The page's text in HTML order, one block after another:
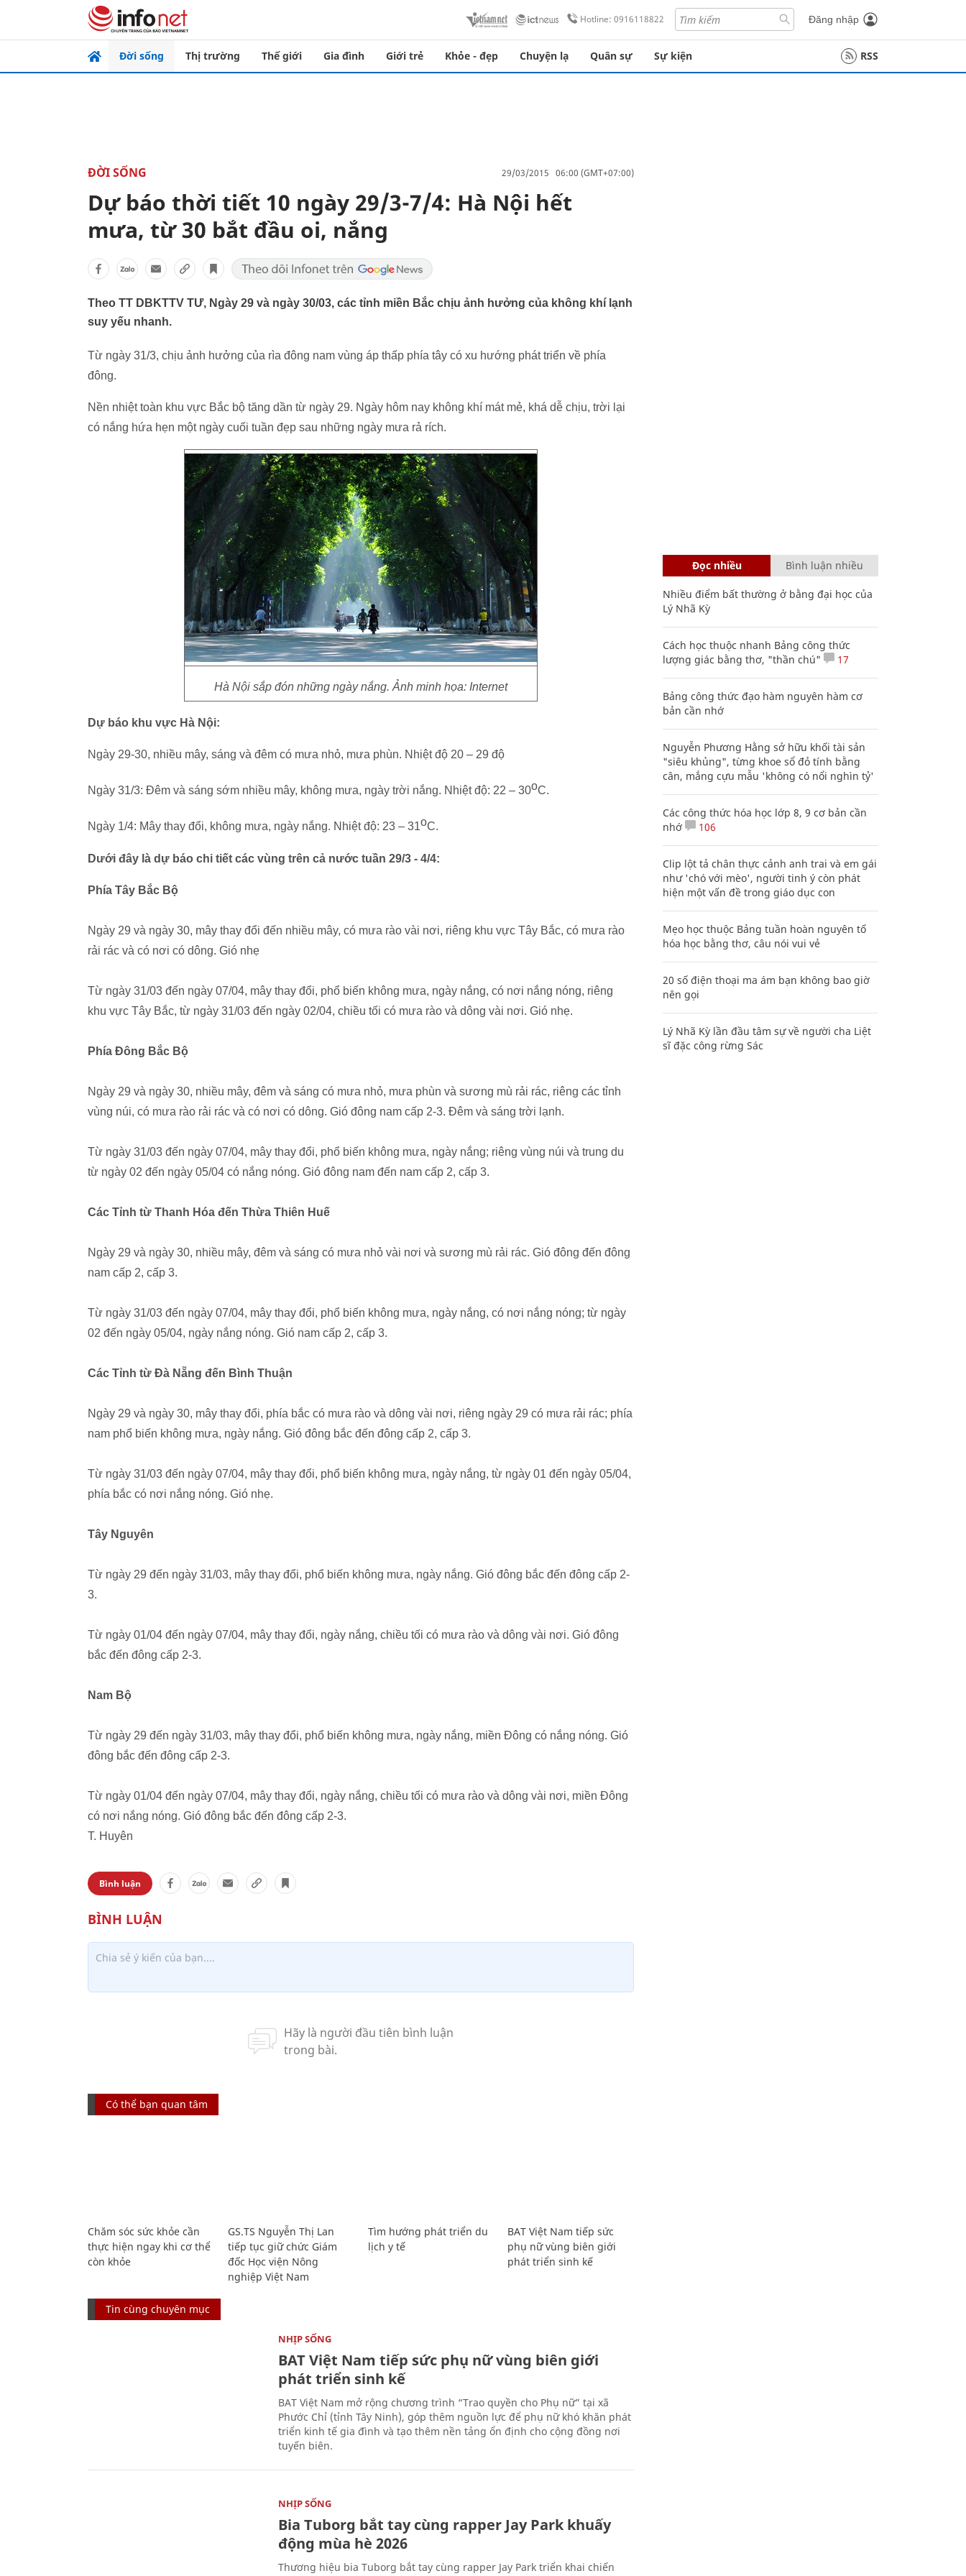
Hotline: 0916118822 Đăng nhập
Đời sống Thị trường Thế giới Gia đình Giới trẻ Khỏe - đẹp Chuyện lạ Quân sự Sự kiện RSS
ĐỜI SỐNG 29/03/2015 06:00 (GMT+07:00)
Dự báo thời tiết 10 ngày 29/3-7/4: Hà Nội hết
mưa, từ 30 bắt đầu oi, nắng
Theo TT DBKTTV TƯ, Ngày 29 và ngày 30/03, các tỉnh miền Bắc chịu ảnh hưởng của không khí lạnh
suy yếu nhanh.
Từ ngày 31/3, chịu ảnh hưởng của rìa đông nam vùng áp thấp phía tây có xu hướng phát triển về phía
đông.
Nền nhiệt toàn khu vực Bắc bộ tăng dần từ ngày 29. Ngày hôm nay không khí mát mẻ, khá dễ chịu, trời lại
có nắng hứa hẹn một ngày cuối tuần đẹp sau những ngày mưa rả rích.
Hà Nội sắp đón những ngày nắng. Ảnh minh họa: Internet
Dự báo khu vực Hà Nội:
Ngày 29-30, nhiều mây, sáng và đêm có mưa nhỏ, mưa phùn. Nhiệt độ 20 – 29 độ
Ngày 31/3: Đêm và sáng sớm nhiều mây, không mưa, ngày trời nắng. Nhiệt độ: 22 – 30oC.
Ngày 1/4: Mây thay đổi, không mưa, ngày nắng. Nhiệt độ: 23 – 31oC.
Dưới đây là dự báo chi tiết các vùng trên cả nước tuần 29/3 - 4/4:
Phía Tây Bắc Bộ
Ngày 29 và ngày 30, mây thay đổi đến nhiều mây, có mưa rào vài nơi, riêng khu vực Tây Bắc, có mưa rào
rải rác và có nơi có dông. Gió nhẹ
Từ ngày 31/03 đến ngày 07/04, mây thay đổi, phổ biến không mưa, ngày nắng, có nơi nắng nóng, riêng
khu vực Tây Bắc, từ ngày 31/03 đến ngày 02/04, chiều tối có mưa rào và dông vài nơi. Gió nhẹ.
Phía Đông Bắc Bộ
Ngày 29 và ngày 30, nhiều mây, đêm và sáng có mưa nhỏ, mưa phùn và sương mù rải rác, riêng các tỉnh
vùng núi, có mưa rào rải rác và có nơi có dông. Gió đông nam cấp 2-3. Đêm và sáng trời lạnh.
Từ ngày 31/03 đến ngày 07/04, mây thay đổi, phổ biến không mưa, ngày nắng; riêng vùng núi và trung du
từ ngày 02 đến ngày 05/04 có nắng nóng. Gió đông nam đến nam cấp 2, cấp 3.
Các Tỉnh từ Thanh Hóa đến Thừa Thiên Huế
Ngày 29 và ngày 30, nhiều mây, đêm và sáng có mưa nhỏ vài nơi và sương mù rải rác. Gió đông đến đông
nam cấp 2, cấp 3.
Từ ngày 31/03 đến ngày 07/04, mây thay đổi, phổ biến không mưa, ngày nắng, có nơi nắng nóng; từ ngày
02 đến ngày 05/04, ngày nắng nóng. Gió nam cấp 2, cấp 3.
Các Tỉnh từ Đà Nẵng đến Bình Thuận
Ngày 29 và ngày 30, mây thay đổi, phía bắc có mưa rào và dông vài nơi, riêng ngày 29 có mưa rải rác; phía
nam phổ biến không mưa, ngày nắng. Gió đông bắc đến đông cấp 2, cấp 3.
Từ ngày 31/03 đến ngày 07/04, mây thay đổi, phổ biến không mưa, ngày nắng, từ ngày 01 đến ngày 05/04,
phía bắc có nơi nắng nóng. Gió nhẹ.
Tây Nguyên
Từ ngày 29 đến ngày 31/03, mây thay đổi, phổ biến không mưa, ngày nắng. Gió đông bắc đến đông cấp 2-
3.
Từ ngày 01/04 đến ngày 07/04, mây thay đổi, ngày nắng, chiều tối có mưa rào và dông vài nơi. Gió đông
bắc đến đông cấp 2-3.
Nam Bộ
Từ ngày 29 đến ngày 31/03, mây thay đổi, phổ biến không mưa, ngày nắng, miền Đông có nắng nóng. Gió
đông bắc đến đông cấp 2-3.
Từ ngày 01/04 đến ngày 07/04, mây thay đổi, ngày nắng, chiều tối có mưa rào và dông vài nơi, miền Đông
có nơi nắng nóng. Gió đông bắc đến đông cấp 2-3.
T. Huyên
Bình luận
Có thể bạn quan tâm
Chăm sóc sức khỏe cần
thực hiện ngay khi cơ thể
còn khỏe
GS.TS Nguyễn Thị Lan
tiếp tục giữ chức Giám
đốc Học viện Nông
nghiệp Việt Nam
Tìm hướng phát triển du
lịch y tế
BAT Việt Nam tiếp sức
phụ nữ vùng biên giới
phát triển sinh kế
Tin cùng chuyên mục
NHỊP SỐNG
BAT Việt Nam tiếp sức phụ nữ vùng biên giới
phát triển sinh kế
BAT Việt Nam mở rộng chương trình “Trao quyền cho Phụ nữ” tại xã
Phước Chỉ (tỉnh Tây Ninh), góp thêm nguồn lực để phụ nữ khó khăn phát
triển kinh tế gia đình và tạo thêm nền tảng ổn định cho cộng đồng nơi
tuyến biên.
NHỊP SỐNG
Bia Tuborg bắt tay cùng rapper Jay Park khuấy
động mùa hè 2026
Thương hiệu bia Tuborg bắt tay cùng rapper Jay Park triển khai chiến
Đọc nhiều Bình luận nhiều
Nhiều điểm bất thường ở bằng đại học của
Lý Nhã Kỳ
Cách học thuộc nhanh Bảng công thức
lượng giác bằng thơ, "thần chú"
17
Bảng công thức đạo hàm nguyên hàm cơ
bản cần nhớ
Nguyễn Phương Hằng sở hữu khối tài sản
"siêu khủng", từng khoe sổ đỏ tính bằng
cân, mắng cựu mẫu 'không có nổi nghìn tỷ'
Các công thức hóa học lớp 8, 9 cơ bản cần
nhớ
106
Clip lột tả chân thực cảnh anh trai và em gái
như 'chó với mèo', người tinh ý còn phát
hiện một vấn đề trong giáo dục con
Mẹo học thuộc Bảng tuần hoàn nguyên tố
hóa học bằng thơ, câu nói vui vẻ
20 số điện thoại ma ám bạn không bao giờ
nên gọi
Lý Nhã Kỳ lần đầu tâm sự về người cha Liệt
sĩ đặc công rừng Sác